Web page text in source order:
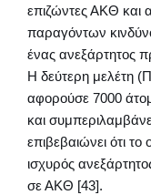
επιζώντες ΑΚΘ και
παραγόντων
ένας ανεξάρτητος
Η δεύτερη μελέτη
αφορούσε 7000
και
επιβεβαιώνει ότι το
ισχυρός
σε ΑΚΘ [43].